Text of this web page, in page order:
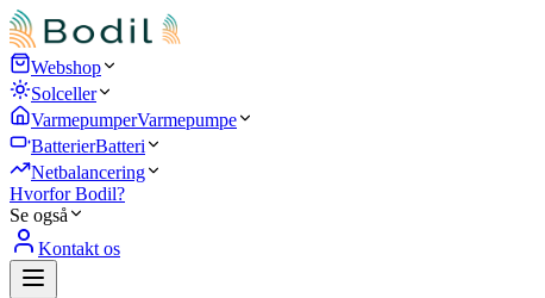
Webshop
Solceller
VarmepumperVarmepumpe
BatterierBatteri
Netbalancering
Hvorfor Bodil?
Se også
Kontakt os